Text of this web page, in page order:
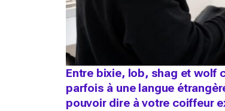
Entre bixie, lob, shag et wolf
parfois à une langue
pouvoir dire à votre coiffeur